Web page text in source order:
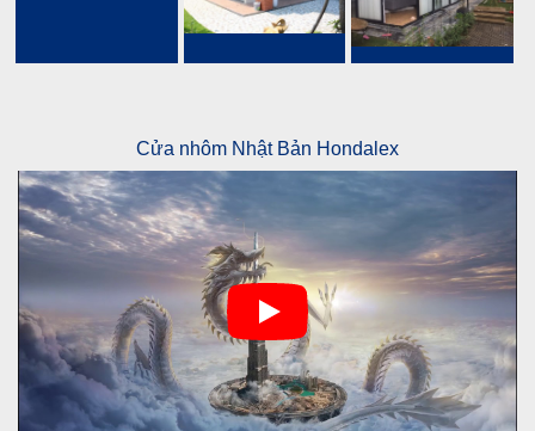
Cửa nhôm Nhật Bản Hondalex